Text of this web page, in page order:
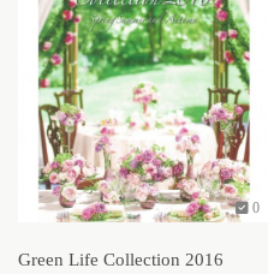
0
Green Life Collection 2016